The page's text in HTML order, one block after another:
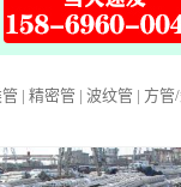
| 精密管 | 波纹管 | 方管/